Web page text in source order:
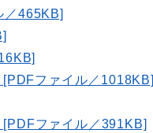
／465KB]
ファイル／1018KB]
ファイル／391KB]